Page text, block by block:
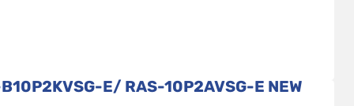
E/ RAS-10P2AVSG-E NEW